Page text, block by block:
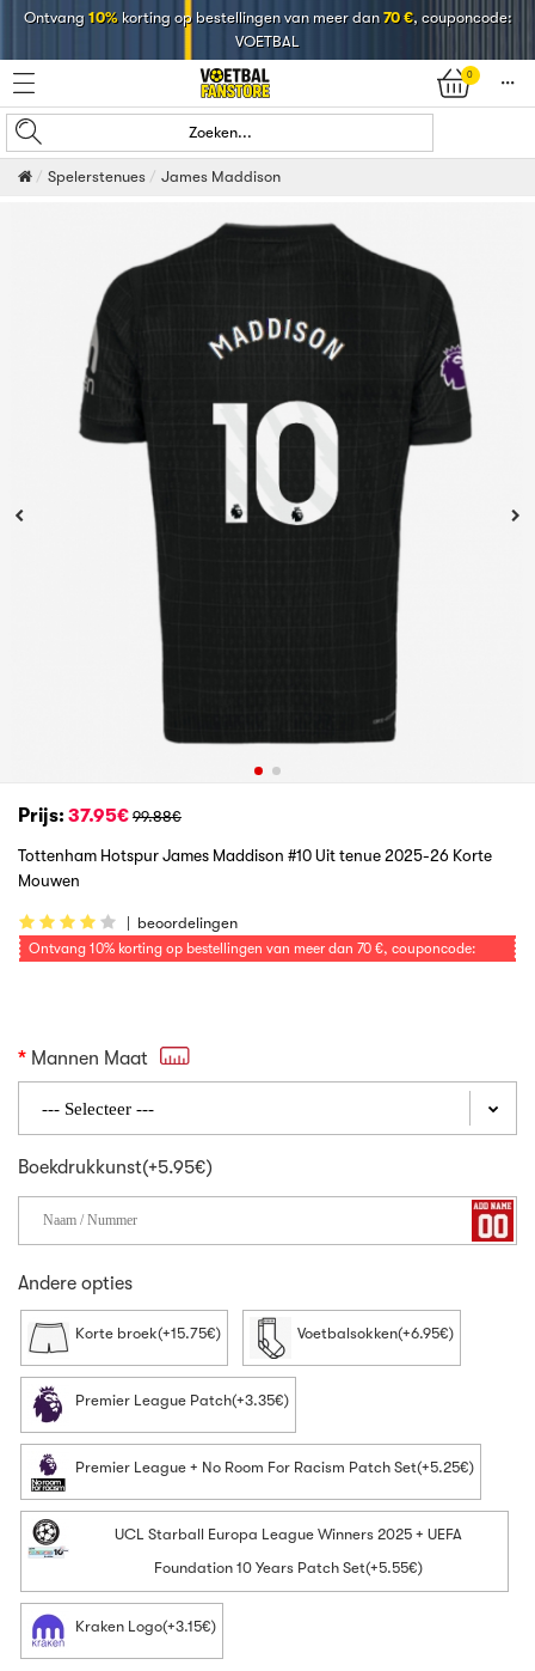
Ontvang 10%korting op bestellingen van meer dan70 €, couponcode:
VOETBAL
0
󰄒
Zoeken...
Spelerstenues James Maddison
Prijs: 37.95€ 99.88€
Tottenham Hotspur James Maddison #10 Uit tenue 2025-26 Korte
Mouwen
| beoordelingen
Ontvang 10% korting op bestellingen van meer dan 70 €, couponcode:
Mannen Maat
Boekdrukkunst(+5.95€)
Andere opties
Korte broek(+15.75€) Voetbalsokken(+6.95€)
Premier League Patch(+3.35€)
Premier League + No Room For Racism Patch Set(+5.25€)
UCL Starball Europa League Winners 2025 + UEFA
Foundation 10 Years Patch Set(+5.55€)
Kraken Logo(+3.15€)